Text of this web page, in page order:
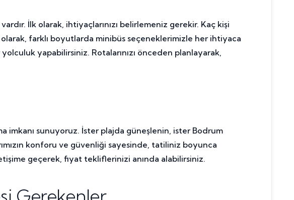
İlk olarak, ihtiyaçlarınızı belirlemeniz gerekir. Kaç kişi
farklı boyutlarda minibüs seçeneklerimizle her ihtiyaca
yapabilirsiniz. Rotalarınızı önceden planlayarak,
sunuyoruz. İster plajda güneşlenin, ister Bodrum
konforu ve güvenliği sayesinde, tatiliniz boyunca
geçerek, fiyat tekliflerinizi anında alabilirsiniz.